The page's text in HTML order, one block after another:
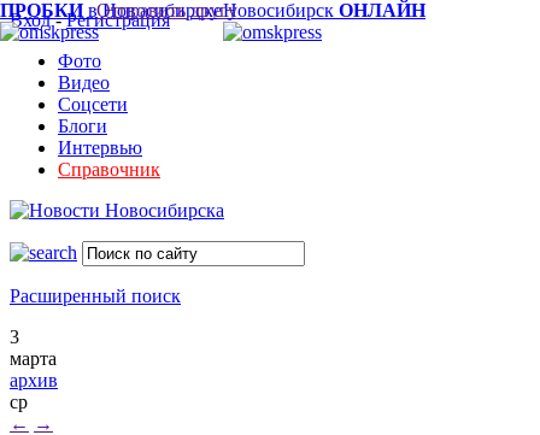
Вход-Регистрация
Фото
Видео
Соцсети
Блоги
Интервью
Справочник
Расширенный поиск
3
марта
архив
ср
← →
ПРОБКИв НовосибирскеНовосибирск ОНЛАЙН
Отправить другу